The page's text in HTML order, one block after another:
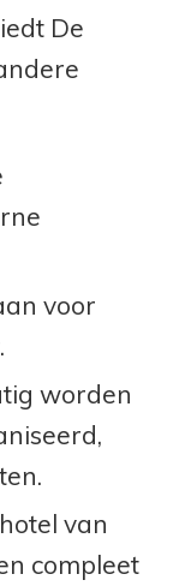
De
voor
worden
van
compleet